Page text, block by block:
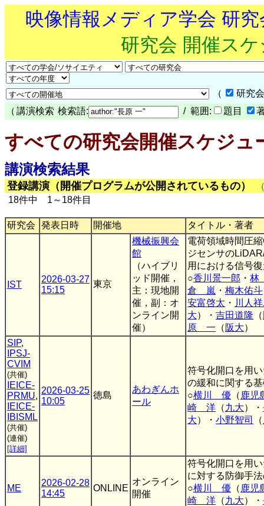
映像情報メディア学会 研
研究会 開催ス
（
研究
（ 講演検索 検索語: / 範囲: 題目
すべての研究会開催スケジュ
講演検索結果
登録講演（開催プログラムが公開されているもの）
18件中 1～18件目
研究会 発表日時 開催地 タイトル・著者
IST
2026-03-27
15:15
東京
機械振興会
館
（ハイブリ
ッド開催，
主：現地開
催，副：オ
ンライン開
催）
電荷領域時間圧
ジセンサの
用における信号
○香川景一郎 ・ 林
倉 嵐 ・ 梅木佑斗
安富啓太 ・ 川人
大）・ 吉田道隆 （
原 一 （ 阪大）
SIP,
IPSJ-
CVIM
(共催)
IEICE-
PRMU,
IEICE-
IBISML
(共催)
(連催)
[詳細]
2026-03-25
10:05
徳島
あわぎんホ
ール
符号化開口を用
の緩和に関する
○横川 優 （ 鹿児
崎 洋 （九大）・
大）・ 小野智司 （
ME
2026-02-28
14:45
ONLINE
オンライン
開催
符号化開口を用
に対する防御手
○横川 優 （ 鹿児
崎 洋 （九大）・